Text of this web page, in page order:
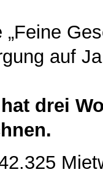
auf
drei